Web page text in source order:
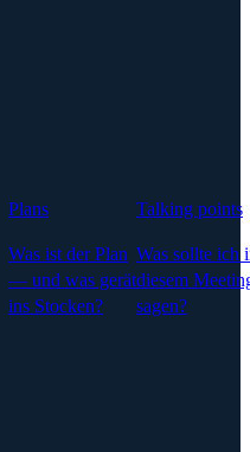
Plans
Was ist der Plan
— und was gerät
ins Stocken?
Talking points
Was sollte ich
diesem
sagen?